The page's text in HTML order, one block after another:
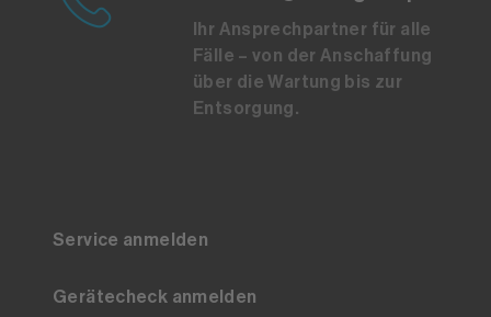
Ihr Ansprechpartner für alle
Fälle – von der Anschaffung
über die Wartung bis zur
Entsorgung.
Service anmelden
Gerätecheck anmelden